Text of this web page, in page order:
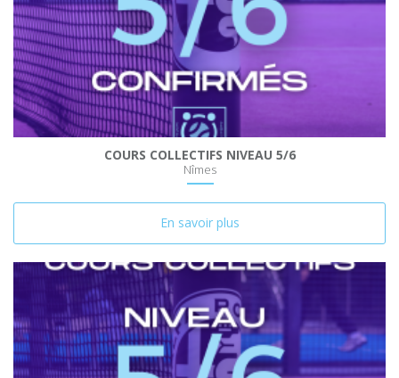
COURS COLLECTIFS NIVEAU 5/6
Nîmes
En savoir plus